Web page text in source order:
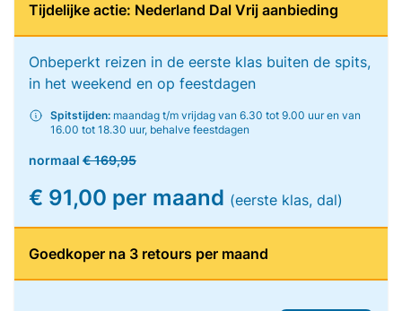
Tijdelijke actie: Nederland Dal Vrij aanbieding
Onbeperkt reizen in de eerste klas buiten de spits,
in het weekend en op feestdagen
Spitstijden: maandag t/m vrijdag van 6.30 tot 9.00 uur en van
16.00 tot 18.30 uur, behalve feestdagen
normaal € 169,95
€ 91,00 per maand (eerste klas, dal)
Goedkoper na 3 retours per maand